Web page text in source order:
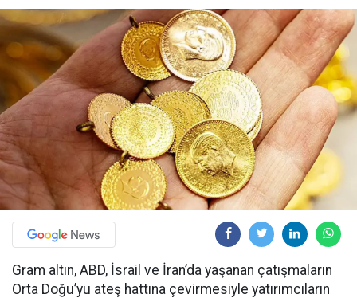
Gram altın, ABD, İsrail ve İran’da yaşanan çatışmaların
Orta Doğu’yu ateş hattına çevirmesiyle yatırımcıların